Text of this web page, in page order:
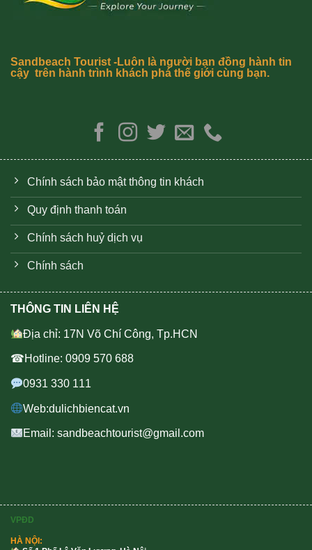
Sandbeach Tourist -Luôn là người bạn đồng hành tin
cậy trên hành trình khách phá thế giới cùng bạn.
Chính sách bảo mật thông tin khách
Quy định thanh toán
Chính sách huỷ dịch vụ
Chính sách
THÔNG TIN LIÊN HỆ
Địa chỉ: 17N Võ Chí Công, Tp.HCN
☎Hotline: 0909 570 688
0931 330 111
Web:dulichbiencat.vn
Email: sandbeachtourist@gmail.com
VPĐD
HÀ NỘI: